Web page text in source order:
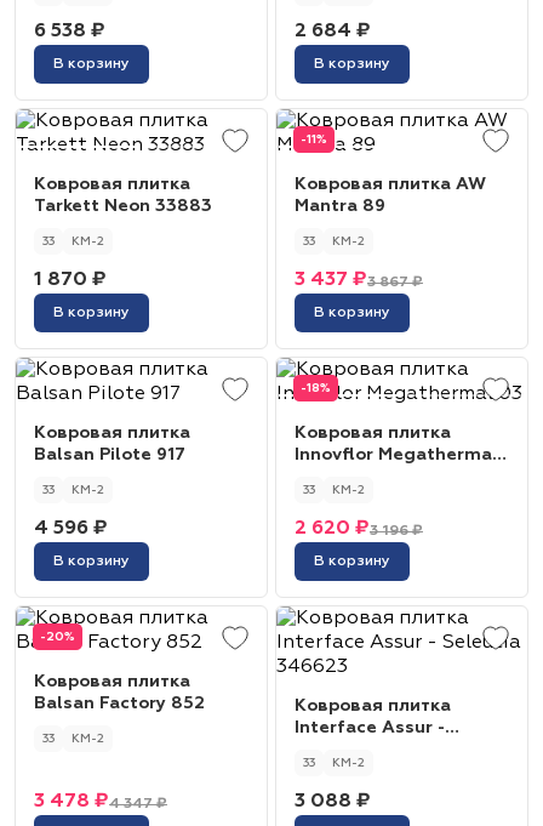
6 538 ₽
В корзину
2 684 ₽
В корзину
Ковровая плитка
Tarkett Neon 33883
33 КМ-2
1 870 ₽
В корзину
-11%
Ковровая плитка AW
Mantra 89
33 КМ-2
3 867 ₽
3 437 ₽
В корзину
Ковровая плитка
Balsan Pilote 917
33 КМ-2
4 596 ₽
В корзину
-18%
Ковровая плитка
Innovflor Megathermal
33 КМ-2
3 196 ₽
2 620 ₽
В корзину
-20%
Ковровая плитка
Balsan Factory 852
33 КМ-2
4 347 ₽
3 478 ₽
Ковровая плитка
Interface Assur -
33 КМ-2
3 088 ₽